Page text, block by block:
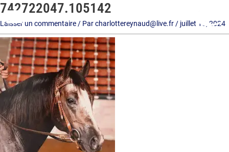
Aller
742722047.105142
Laisser un commentaire/ Parcharlottereynaud@live.fr/ juillet 15, 2024